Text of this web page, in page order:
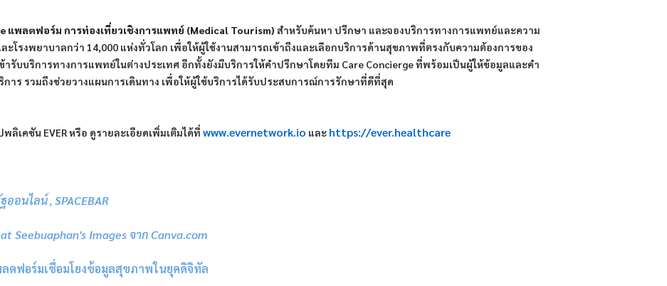
แพลตฟอร์ม การท่องเที่ยวเชิงการแพทย์ (Medical Tourism) สำหรับค้นหา ปรึกษา และจองบริการทางการแพทย์และความ
โรงพยาบาลกว่า 14,000 แห่งทั่วโลก เพื่อให้ผู้ใช้งานสามารถเข้าถึงและเลือกบริการด้านสุขภาพที่ตรงกับความต้องการของ
ารับบริการทางการแพทย์ในต่างประเทศ อีกทั้งยังมีบริการให้คำปรึกษาโดยทีม Care Concierge ที่พร้อมเป็นผู้ให้ข้อมูลและคำ
าร รวมถึงช่วยวางแผนการเดินทาง เพื่อให้ผู้ใช้บริการได้รับประสบการณ์การรักษาที่ดีที่สุด
เคชัน EVER หรือ ดูรายละเอียดเพิ่มเติมได้ที่ www.evernetwork.io และ https://ever.healthcare
ออนไลน์, SPACEBAR
Seebuaphan's Images จาก Canva.com
ลตฟอร์มเชื่อมโยงข้อมูลสุขภาพในยุคดิจิทัล